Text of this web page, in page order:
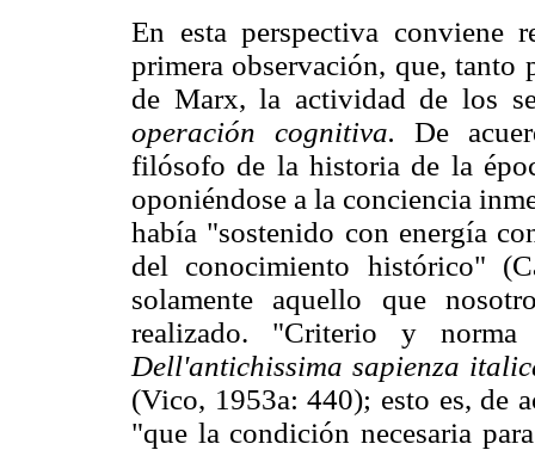
En esta perspectiva conviene
primera observación, que, tanto
de Marx, la actividad de los
operación cognitiva. De
filósofo de la historia de la
oponiéndose a la conciencia
había "sostenido con energía
del conocimiento histórico"
solamente aquello que
realizado. "Criterio y
Dell'antichissima sapienza
(Vico, 1953a: 440); esto es, de
"que la condición necesaria